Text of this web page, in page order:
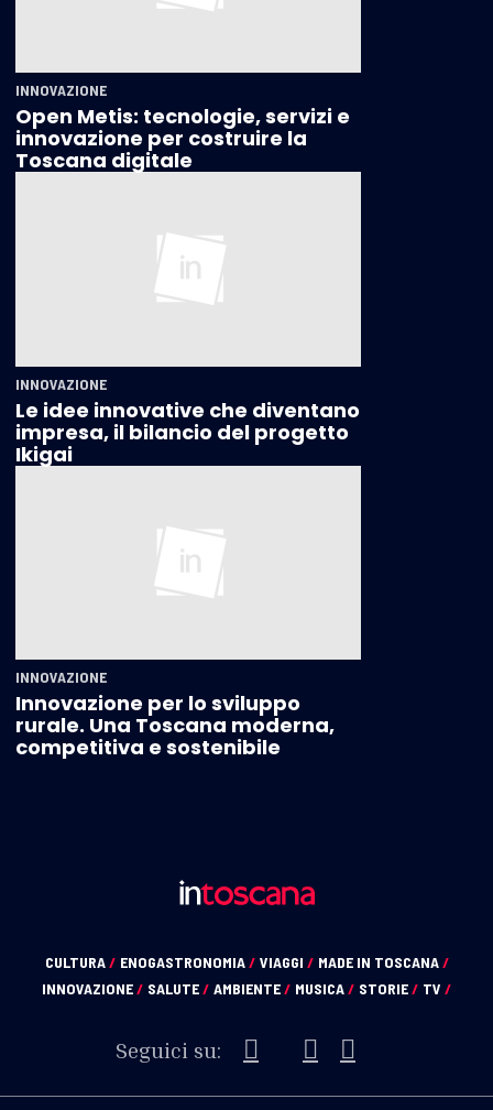
INNOVAZIONE
Open Metis: tecnologie, servizi e
innovazione per costruire la
Toscana digitale
INNOVAZIONE
Le idee innovative che diventano
impresa, il bilancio del progetto
Ikigai
INNOVAZIONE
Innovazione per lo sviluppo
rurale. Una Toscana moderna,
competitiva e sostenibile
CULTURA/ ENOGASTRONOMIA/ VIAGGI / MADE IN TOSCANA/
INNOVAZIONE/ SALUTE/ AMBIENTE/ MUSICA/ STORIE/ TV /
Seguici su: